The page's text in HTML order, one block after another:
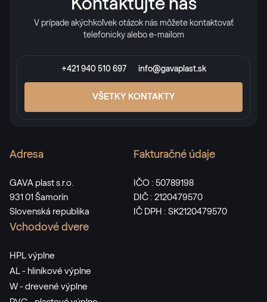
RAL 2017
RAL 3000
RAL 3000
RAL 3001
RAL 3002
RAL 3003
Kontaktujte nás
V prípade akýchkoľvek otázok nás môžete kontaktovať
telefonicky alebo e-mailom
+421 940 510 697 info@gavaplast.sk
VŠETKY KONTAKTY
Adresa
GAVA plast s.r.o.
931 01 Šamorín
Slovenská republika
Fakturačné údaje
IČO : 50789198
DIČ : 2120479570
IČ DPH : SK2120479570
Vchodové dvere
HPL výplne
AL - hliníkové výplne
W - drevené výplne